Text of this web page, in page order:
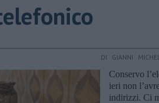
DI GIANNI
Conservo
ieri non
indirizzi. Ci